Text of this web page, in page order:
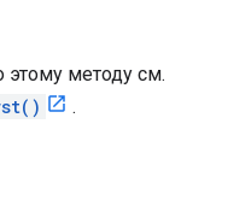
этому методу см.
.